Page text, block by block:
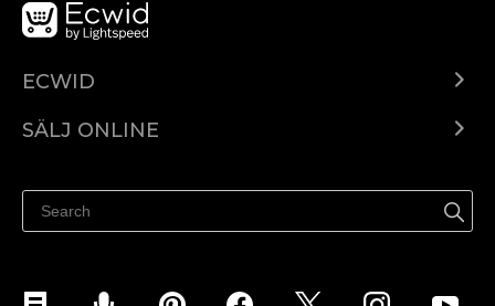
ECWID
Pris
SÄLJ ONLINE
Sälj på Facebook
Sälj på Instagram